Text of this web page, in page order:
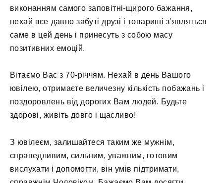
виконанням самого заповітні-щирого бажання,
нехай все давно забуті друзі і товариші з’являться
саме в цей день і принесуть з собою масу
позитивних емоцій.
Вітаємо Вас з 70-річчям. Нехай в день Вашого
ювілею, отримаєте величезну кількість побажань і
поздоровлень від дорогих Вам людей. Будьте
здорові, живіть довго і щасливо!
З ювілеєм, залишайтеся таким же мужнім,
справедливим, сильним, уважним, готовим
вислухати і допомогти, він умів підтримати,